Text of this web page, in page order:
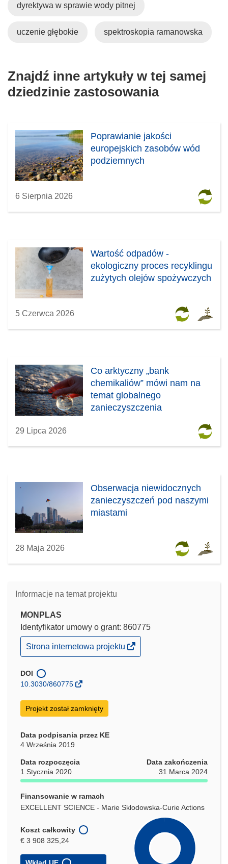
dyrektywa w sprawie wody pitnej
uczenie głębokie spektroskopia ramanowska
Znajdź inne artykuły w tej samej
dziedzinie zastosowania
Poprawianie jakości
europejskich zasobów wód
podziemnych
6 Sierpnia 2026
Wartość odpadów -
ekologiczny proces recyklingu
zużytych olejów spożywczych
5 Czerwca 2026
Co arktyczny „bank
chemikaliów” mówi nam na
temat globalnego
zanieczyszczenia
29 Lipca 2026
Obserwacja niewidocznych
zanieczyszczeń pod naszymi
miastami
28 Maja 2026
Informacje na temat projektu
MONPLAS
Identyfikator umowy o grant: 860775
(odnośnik
otworzy
w
nowym
Strona internetowa projektu
DOI
10.3030/860775
Projekt został zamknięty
Data podpisania przez KE
4 Września 2019
Data rozpoczęcia
1 Stycznia 2020
Data zakończenia
31 Marca 2024
Finansowanie w ramach
EXCELLENT SCIENCE - Marie Skłodowska-Curie Actions
Koszt całkowity
€ 3 908 325,24